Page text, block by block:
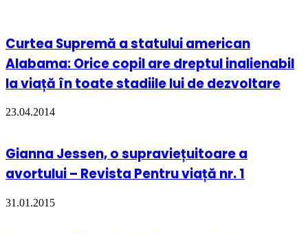
Curtea Supremă a statului american
Alabama: Orice copil are dreptul inalienabil
la viață în toate stadiile lui de dezvoltare
23.04.2014
Gianna Jessen, o supraviețuitoare a
avortului – Revista Pentru viață nr. 1
31.01.2015